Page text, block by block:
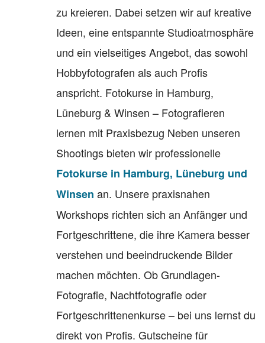
zu kreieren. Dabei setzen wir auf kreative
Ideen, eine entspannte Studioatmosphäre
und ein vielseitiges Angebot, das sowohl
Hobbyfotografen als auch Profis
anspricht. Fotokurse in Hamburg,
Lüneburg & Winsen – Fotografieren
lernen mit Praxisbezug Neben unseren
Shootings bieten wir professionelle
Fotokurse in Hamburg, Lüneburg und
Winsen an. Unsere praxisnahen
Workshops richten sich an Anfänger und
Fortgeschrittene, die ihre Kamera besser
verstehen und beeindruckende Bilder
machen möchten. Ob Grundlagen-
Fotografie, Nachtfotografie oder
Fortgeschrittenenkurse – bei uns lernst du
direkt von Profis. Gutscheine für